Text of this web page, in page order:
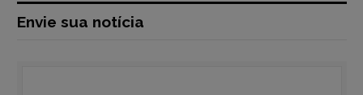
Envie sua notícia